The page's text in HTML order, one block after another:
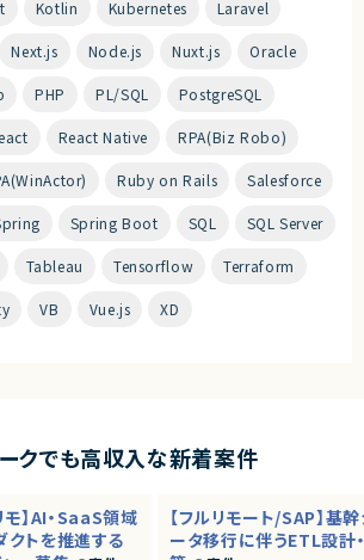
Kotlin Kubernetes Laravel
Next.js Node.js Nuxt.js Oracle
PHP PL/SQL PostgreSQL
React Native RPA(Biz Robo)
Ruby on Rails Salesforce
Spring Boot SQL SQL Server
Tableau Tensorflow Terraform
VB Vue.js XD
クでも高収入な新着案件
】AI・SaaS領域
トを推進する
【フルリモート/SAP】基
ータ移行に伴うETL設計